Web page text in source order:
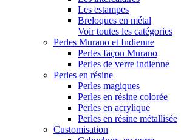
Les estampes
Breloques en métal
Voir toutes les catégories
Perles Murano et Indienne
Perles façon Murano
Perles de verre indienne
Perles en résine
Perles magiques
Perles en résine colorée
Perles en acrylique
Perles en résine métallisée
Customisation